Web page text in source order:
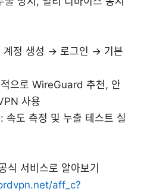
계정 생성 → 로그인 → 기본
으로 WireGuard 추천, 안
사용
속도 측정 및 누출 테스트 실
서비스로 알아보기
aff_c?